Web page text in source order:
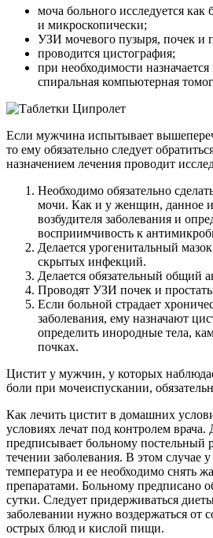
моча больного исследуется как
и микроскопически;
УЗИ мочевого пузыря, почек и
проводится цистография;
при необходимости назначается
спиральная компьютерная
Если мужчина испытывает
то ему обязательно следует
назначением лечения проводит
Необходимо обязательно
мочи. Как и у женщин, данное
возбудителя заболевания и
восприимчивость к
Делается урогенитальный
скрытых инфекций.
Делается обязательный общий
Проводят УЗИ почек и
Если больной страдает
заболевания, ему назначают
определить инородные тела,
почках.
Цистит у мужчин, у которых
боли при мочеиспускании,
Как лечить цистит в домашних
условиях лечат под контролем врача.
предписывает больному постельный
течении заболевания. В этом случае
температура и ее необходимо снять
препаратами. Больному предписано
сутки. Следует придерживаться
заболевании нужно воздержаться от
острых блюд и кислой пищи.